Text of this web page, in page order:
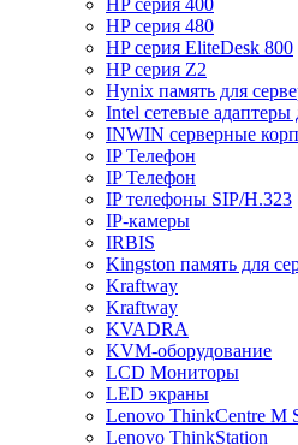
HP серия 480
HP серия EliteDesk 800
HP серия Z2
Hynix память для
Intel сетевые адаптеры
INWIN серверные
IP Телефон
IP Телефон
IP телефоны SIP/H.323
IP-камеры
IRBIS
Kingston память для
Kraftway
Kraftway
KVADRA
KVM-оборудование
LCD Мониторы
LED экраны
Lenovo ThinkCentre M
Lenovo ThinkStation